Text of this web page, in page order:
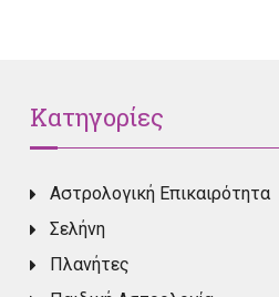
Κατηγορίες
Αστρολογική Επικαιρότητα
Σελήνη
Πλανήτες